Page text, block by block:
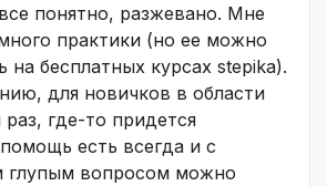
понятно, разжевано. Мне
практики (но ее можно
на бесплатных курсах stepika).
для новичков в области
где-то придется
есть всегда и с
вопросом можно